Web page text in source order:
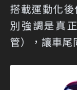
搭載運動化
別強調是真
管），讓車尾